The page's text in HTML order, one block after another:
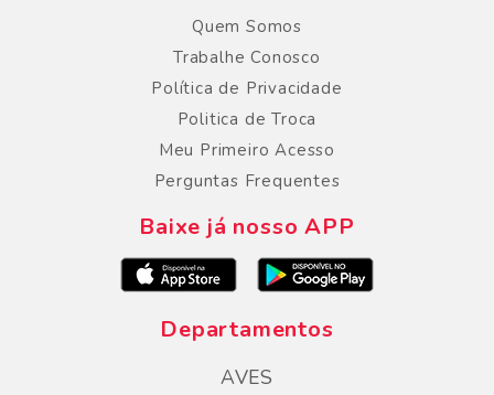
Quem Somos
Trabalhe Conosco
Política de Privacidade
Politica de Troca
Meu Primeiro Acesso
Perguntas Frequentes
Baixe já nosso APP
Departamentos
AVES